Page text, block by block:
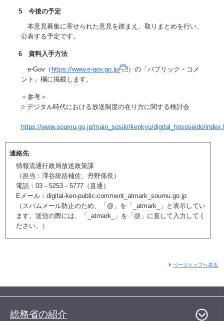
5 今後の予定
本意見募集に寄せられた意見を踏まえ、取りまとめを行い、
公表する予定です。
6 資料入手方法
e-Gov（ https://www.e-gov.go.jp/
）の「パブリック・コメ
ント」欄に掲載します。
＜参考＞
○ デジタル時代における放送制度の在り方に関する検討会
https://www.soumu.go.jp/main_sosiki/kenkyu/digital_hososeido/
連絡先
情報流通行政局放送政策課
（担当：澤谷統括補佐、丹野係長）
電話：03－5253－5777（直通）
Eメール：digital-ken-public-comment_atmark_soumu.go.jp
（スパムメール防止のため、「@」を「_atmark_」と表示してい
ます。送信の際には、「_atmark_」を「@」に直して入力してく
ださい。）
ページトップへ戻る
総務省の紹介